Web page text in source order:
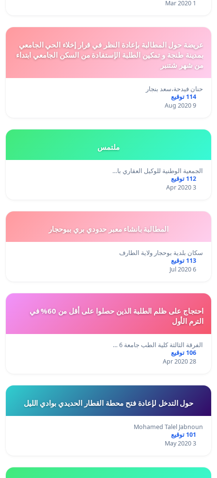
1 Mar 2020
عريضة حول المطالبة بإعادة النظر في قرار إخلاء الحي الجامعي
بمدينة طنجة و تمكين الطلبة الإستفادة من السكن الجامعي ابتداء
من شهر شتنبر
حنان فيدحة،سعد بنجار
114 توقيع
9 Aug 2020
ملتمس
الجمعية الوطنية للوكيل العقاري با…
112 توقيع
3 Apr 2020
المطالبة بانشاء معبر حدودي بري ببوحجار
سكان بلدية بوحجار ولاية الطارف
113 توقيع
6 Jul 2020
احتجاج على ظلم الطلبة الذين حصلوا على أقل من 60% في
الترم الأول
الفرقة الثالثة كلية الطب جامعة 6 …
106 توقيع
28 Apr 2020
حول التدخل لإعادة فتح محطة القطار الحديدي بوادي الليل
Mohamed Talel Jabnoun
101 توقيع
3 May 2020